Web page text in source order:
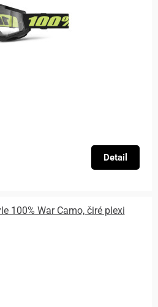
Detail
100% War Camo, čiré plexi